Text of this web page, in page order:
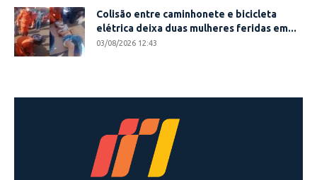
Colisão entre caminhonete e bicicleta
elétrica deixa duas mulheres feridas em...
03/08/2026 12:43